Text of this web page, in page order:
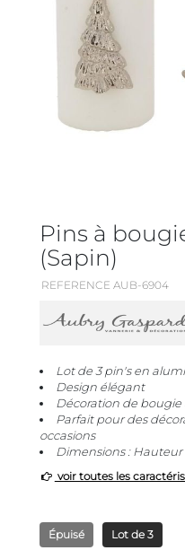
Pins à
(Sapin)
REFERENCE AUB-6904
Lot de 3 pin's en
Design élégant
Décoration de bougie
Parfait pour des
occasions
Dimensions : Hauteur
voir toutes les
Épuisé Lot de 3